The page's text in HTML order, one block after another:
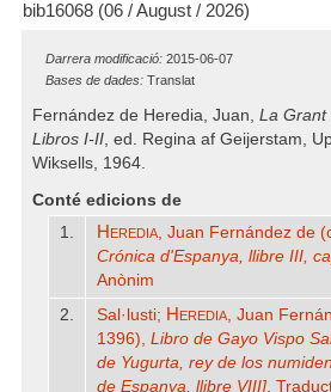
bib16068 (06 / August / 2026)
Darrera modificació: 2015-06-07
Bases de dades: Translat
Fernández de Heredia, Juan, La Grant
Libros I-II, ed. Regina af Geijerstam,
Wiksells, 1964.
Conté edicions de
1.
Heredia, Juan Fernández de
Crónica d'Espanya, llibre III,
Anònim
2.
Sal·lusti; Heredia, Juan
1396), Libro de Gayo Vispo
de Yugurta, rey de los
de Espanya, llibre VIII],